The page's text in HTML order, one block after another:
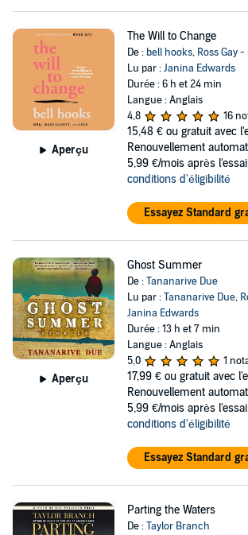
Aperçu
The Will to Change
De : bell hooks, Ross Gay
Lu par :Janina Edwards
Durée : 6 h et 24 min
Langue : Anglais
4,8
16
15,48 € ou gratuit avec
Renouvellement
5,99 €/mois après
conditions d'éligibilité
Essayez Standard
Aperçu
Ghost Summer
De :Tananarive Due
Lu par :Tananarive Due,
Janina Edwards
Durée : 13 h et 7 min
Langue : Anglais
5,0
1
17,99 € ou gratuit avec
Renouvellement
5,99 €/mois après
conditions d'éligibilité
Essayez Standard
Parting the Waters
De :Taylor Branch